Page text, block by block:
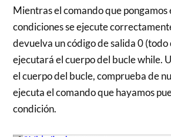
Mientras el comando que pongamos
condiciones se ejecute
devuelva un código de salida 0
ejecutará el cuerpo del bucle while.
el cuerpo del bucle, comprueba de
ejecuta el comando que hayamos
condición.